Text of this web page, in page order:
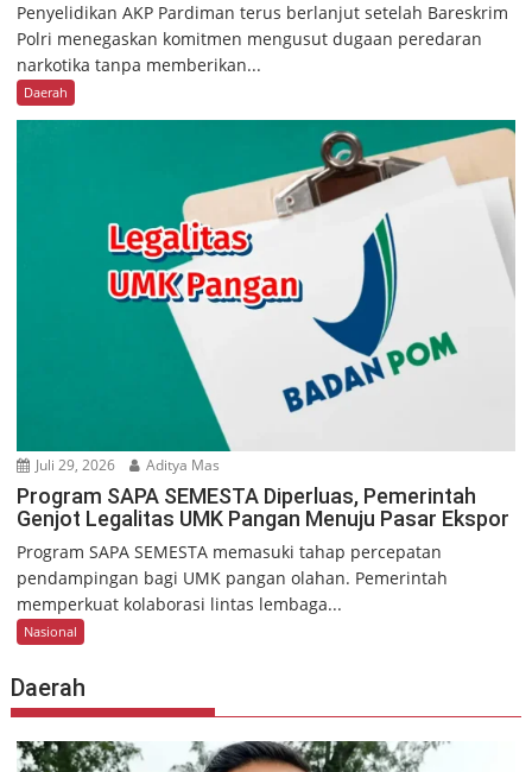
Penyelidikan AKP Pardiman terus berlanjut setelah Bareskrim
Polri menegaskan komitmen mengusut dugaan peredaran
narkotika tanpa memberikan...
Daerah
Juli 29, 2026 Aditya Mas
Program SAPA SEMESTA Diperluas, Pemerintah
Genjot Legalitas UMK Pangan Menuju Pasar Ekspor
Program SAPA SEMESTA memasuki tahap percepatan
pendampingan bagi UMK pangan olahan. Pemerintah
memperkuat kolaborasi lintas lembaga...
Nasional
Daerah